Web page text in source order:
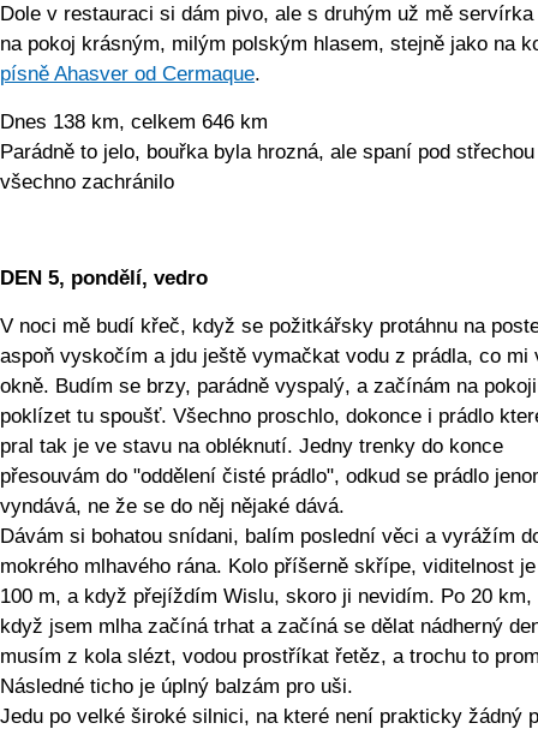
Dole v restauraci si dám pivo, ale s druhým už mě servírka
na pokoj krásným, milým polským hlasem, stejně jako na
písně Ahasver od Cermaque.
Dnes 138 km, celkem 646 km
Parádně to jelo, bouřka byla hrozná, ale spaní pod střechou
všechno zachránilo
DEN 5, pondělí, vedro
V noci mě budí křeč, když se požitkářsky protáhnu na
aspoň vyskočím a jdu ještě vymačkat vodu z prádla, co mi
okně. Budím se brzy, parádně vyspalý, a začínám na pokoji
poklízet tu spoušť. Všechno proschlo, dokonce i prádlo
pral tak je ve stavu na obléknutí. Jedny trenky do konce
přesouvám do "oddělení čisté prádlo", odkud se prádlo
vyndává, ne že se do něj nějaké dává.
Dávám si bohatou snídani, balím poslední věci a vyrážím
mokrého mlhavého rána. Kolo příšerně skřípe, viditelnost
100 m, a když přejíždím Wislu, skoro ji nevidím. Po 20 km,
když jsem mlha začíná trhat a začíná se dělat nádherný
musím z kola slézt, vodou prostříkat řetěz, a trochu to
Následné ticho je úplný balzám pro uši.
Jedu po velké široké silnici, na které není prakticky žádný